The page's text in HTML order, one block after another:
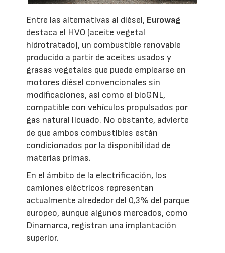
Entre las alternativas al diésel, Eurowag
destaca el HVO (aceite vegetal
hidrotratado), un combustible renovable
producido a partir de aceites usados y
grasas vegetales que puede emplearse en
motores diésel convencionales sin
modificaciones, así como el bioGNL,
compatible con vehículos propulsados por
gas natural licuado. No obstante, advierte
de que ambos combustibles están
condicionados por la disponibilidad de
materias primas.
En el ámbito de la electrificación, los
camiones eléctricos representan
actualmente alrededor del 0,3% del parque
europeo, aunque algunos mercados, como
Dinamarca, registran una implantación
superior.